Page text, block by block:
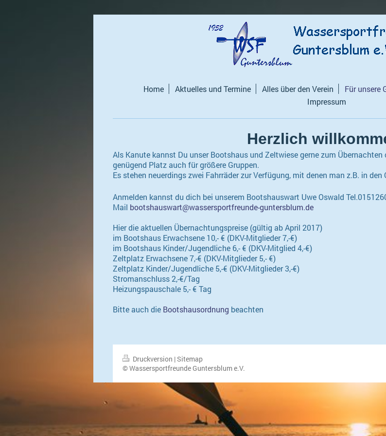
Home Aktuelles und Termine Alles über den Verein Für unsere
Impressum
Herzlich
Als Kanute kannst Du unser Bootshaus und Zeltwiese gerne zum Übernachten
genügend Platz auch für größere Gruppen.
Es stehen neuerdings zwei Fahrräder zur Verfügung, mit denen man z.B. in
Anmelden kannst du dich bei unserem Bootshauswart Uwe Oswald
Mail bootshauswart@wassersportfreunde-guntersblum.de
Hier die aktuellen Übernachtungspreise (gültig ab April 2017)
im Bootshaus Erwachsene 10,- € (DKV-Mitglieder 7,-€)
im Bootshaus Kinder/Jugendliche 6,- € (DKV-Mitglied 4,-€)
Zeltplatz Erwachsene 7,-€ (DKV-Mitglieder 5,- €)
Zeltplatz Kinder/Jugendliche 5,-€ (DKV-Mitglieder 3,-€)
Stromanschluss 2,-€/Tag
Heizungspauschale 5,- € Tag
Bitte auch die Bootshausordnung beachten
Druckversion |Sitemap
© Wassersportfreunde Guntersblum e.V.